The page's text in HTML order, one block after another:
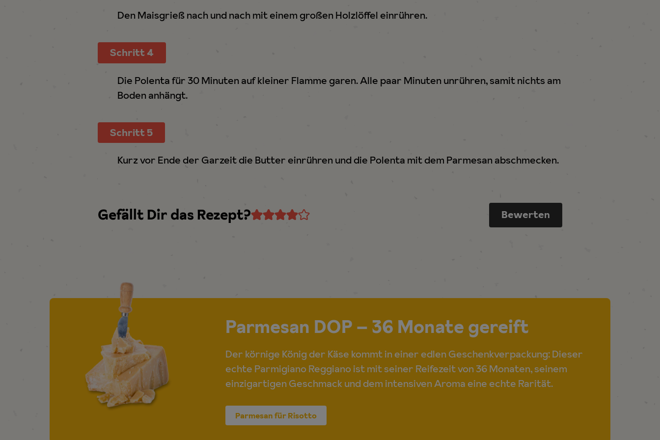
Den Maisgrieß nach und nach mit einem großen Holzlöffel einrühren.
Schritt 4
Die Polenta für 30 Minuten auf kleiner Flamme garen. Alle paar Minuten unrühren, samit nichts am
Boden anhängt.
Schritt 5
Kurz vor Ende der Garzeit die Butter einrühren und die Polenta mit dem Parmesan abschmecken.
Gefällt Dir das Rezept? Bewerten
Parmesan DOP – 36 Monate gereift
Der körnige König der Käse kommt in einer edlen Geschenkverpackung: Dieser
echte Parmigiano Reggiano ist mit seiner Reifezeit von 36 Monaten, seinem
einzigartigen Geschmack und dem intensiven Aroma eine echte Rarität.
Parmesan für Risotto